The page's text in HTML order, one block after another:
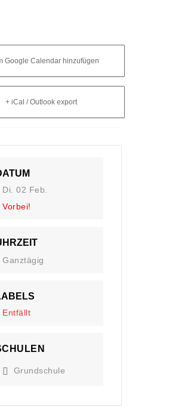
Google Calendar hinzufügen
+ iCal / Outlook export
Di. 02 Feb.
Vorbei!
Ganztägig
Entfällt
Grundschule